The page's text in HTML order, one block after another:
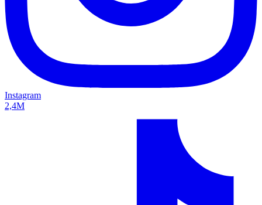
Instagram
2,4M